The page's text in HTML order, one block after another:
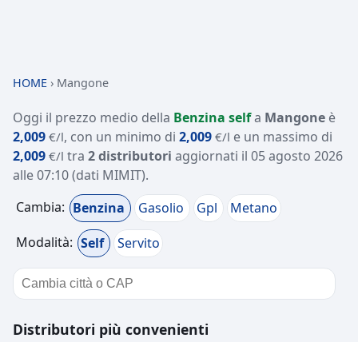
HOME › Mangone
Oggi il prezzo medio della Benzina selfa Mangone è
2,009 €/l, con un minimo di 2,009 €/l e un massimo di
2,009 €/l tra 2 distributori aggiornati il 05 agosto 2026
alle 07:10(dati MIMIT).
Cambia: Benzina Gasolio Gpl
Metano
Modalità: Self Servito
Distributori più convenienti